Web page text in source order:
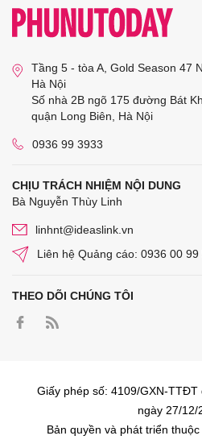
Tầng 5 - tòa A, Gold Season 47
Hà Nội
Số nhà 2B ngõ 175 đường Bát
quận Long Biên, Hà Nội
0936 99 3933
CHỊU TRÁCH NHIỆM NỘI DUNG
Bà Nguyễn Thùy Linh
linhnt@ideaslink.vn
Liên hệ Quảng cáo: 0936 00 99
THEO DÕI CHÚNG TÔI
Giấy phép số: 4109/GXN-
ngày 27/12/
Bản quyền và phát triển